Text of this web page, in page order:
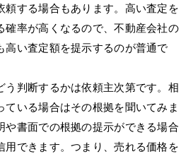
頼する場合もあります。高い査定を
確率が高くなるので、不動産会社の
高い査定額を提示するのが普通で
う判断するかは依頼主次第です。相
ている場合はその根拠を聞いてみま
や書面での根拠の提示ができる場合
用できます。つまり、売れる価格を